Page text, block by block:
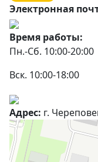
Электронная
Время работы:
Пн.-Сб. 10:00-20:00
Вск. 10:00-18:00
Адрес: г.